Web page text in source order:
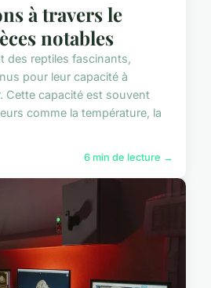
à travers le
notables
des reptiles fascinants,
pour leur capacité à
Cette capacité est souvent
comme la température, la
6 min de lecture →